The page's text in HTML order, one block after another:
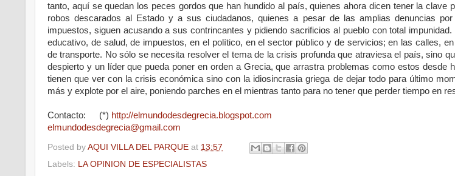
tanto, aquí se quedan los peces gordos que han hundido al país, quienes ahora dicen tener la clave
robos descarados al Estado y a sus ciudadanos, quienes a pesar de las amplias denuncias
impuestos, siguen acusando a sus contrincantes y pidiendo sacrificios al pueblo con total
educativo, de salud, de impuestos, en el político, en el sector público y de servicios; en las calles,
de transporte. No sólo se necesita resolver el tema de la crisis profunda que atraviesa el país, sino
despierto y un líder que pueda poner en orden a Grecia, que arrastra problemas como estos desde
tienen que ver con la crisis económica sino con la idiosincrasia griega de dejar todo para último
más y explote por el aire, poniendo parches en el mientras tanto para no tener que perder tiempo en
Contacto: (*) http://elmundodesdegrecia.blogspot.com
elmundodesdegrecia@gmail.com
Posted by AQUI VILLA DEL PARQUE at 13:57
Labels:
LA OPINION DE ESPECIALISTAS